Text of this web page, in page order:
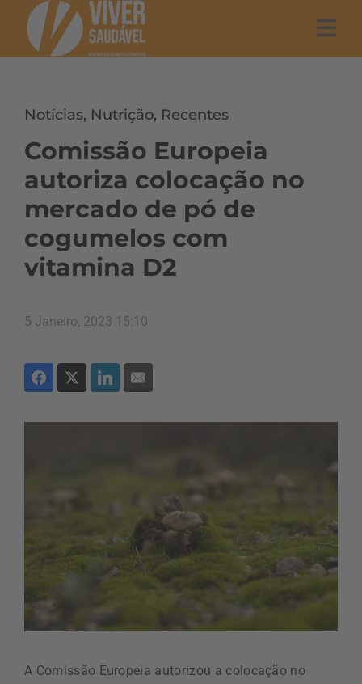
Notícias, Nutrição, Recentes
Comissão Europeia
autoriza colocação no
mercado de pó de
cogumelos com
vitamina D2
5 Janeiro, 2023 15:10
A Comissão Europeia autorizou a colocação no